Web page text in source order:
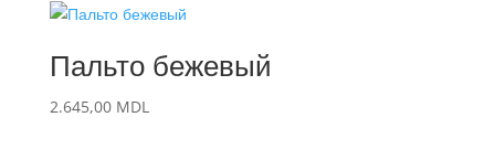
Пальто бежевый
2.645,00 MDL